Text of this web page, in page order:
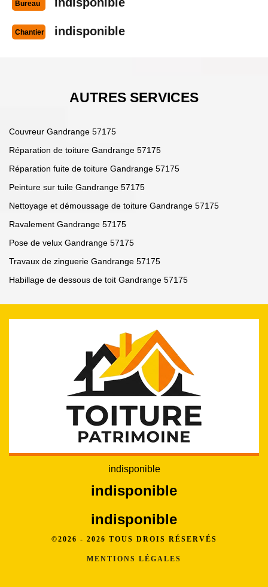
Bureau
Chantier indisponible
AUTRES SERVICES
Couvreur Gandrange 57175
Réparation de toiture Gandrange 57175
Réparation fuite de toiture Gandrange 57175
Peinture sur tuile Gandrange 57175
Nettoyage et démoussage de toiture Gandrange 57175
Ravalement Gandrange 57175
Pose de velux Gandrange 57175
Travaux de zinguerie Gandrange 57175
Habillage de dessous de toit Gandrange 57175
indisponible
indisponible
indisponible
©2026 - 2026 TOUS DROIS RÉSERVÉS
MENTIONS LÉGALES